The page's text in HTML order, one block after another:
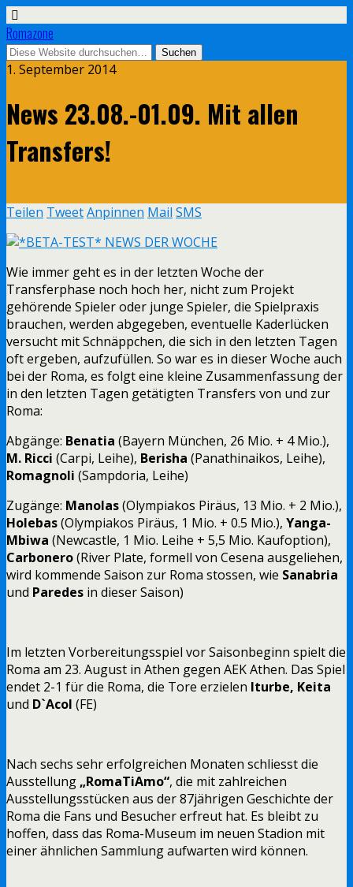
Romazone
1. September 2014
News 23.08.-01.09. Mit allen
Transfers!
Teilen TweetAnpinnen Mail SMS
Wie immer geht es in der letzten Woche der
Transferphase noch hoch her, nicht zum Projekt
gehörende Spieler oder junge Spieler, die Spielpraxis
brauchen, werden abgegeben, eventuelle Kaderlücken
versucht mit Schnäppchen, die sich in den letzten Tagen
oft ergeben, aufzufüllen. So war es in dieser Woche auch
bei der Roma, es folgt eine kleine Zusammenfassung der
in den letzten Tagen getätigten Transfers von und zur
Roma:
Abgänge: Benatia (Bayern München, 26 Mio. + 4 Mio.),
M. Ricci (Carpi, Leihe), Berisha (Panathinaikos, Leihe),
Romagnoli (Sampdoria, Leihe)
Zugänge: Manolas(Olympiakos Piräus, 13 Mio. + 2 Mio.),
Holebas(Olympiakos Piräus, 1 Mio. + 0.5 Mio.), Yanga-
Mbiwa (Newcastle, 1 Mio. Leihe + 5,5 Mio. Kaufoption),
Carbonero(River Plate, formell von Cesena ausgeliehen,
wird kommende Saison zur Roma stossen, wie Sanabria
und Paredes in dieser Saison)
Im letzten Vorbereitungsspiel vor Saisonbeginn spielt die
Roma am 23. August in Athen gegen AEK Athen. Das Spiel
endet 2-1 für die Roma, die Tore erzielen Iturbe, Keita
und D`Acol (FE)
Nach sechs sehr erfolgreichen Monaten schliesst die
Ausstellung „RomaTiAmo“, die mit zahlreichen
Ausstellungsstücken aus der 87jährigen Geschichte der
Roma die Fans und Besucher erfreut hat. Es bleibt zu
hoffen, dass das Roma-Museum im neuen Stadion mit
einer ähnlichen Sammlung aufwarten wird können.